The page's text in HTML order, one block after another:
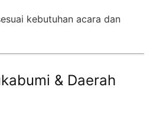
kebutuhan acara dan
& Daerah